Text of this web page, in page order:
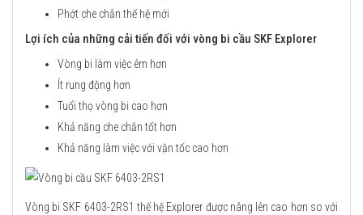
Phớt che chắn thế hệ mới
Lợi ích của những cải tiến đối với vòng bi cầu SKF Explorer
Vòng bi làm việc êm hơn
Ít rung động hơn
Tuổi thọ vòng bi cao hơn
Khả năng che chắn tốt hơn
Khả năng làm việc với vận tốc cao hơn
Vòng bi SKF 6403-2RS1 thế hệ Explorer được nâng lên cao hơn so với